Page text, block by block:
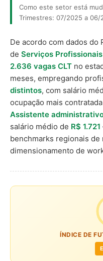
Como este setor está
Trimestres: 07/2025 a 06/
De acordo com dados do
de Serviços Profissionais
2.636 vagas CLT no
meses, empregando
distintos, com salário
ocupação mais
Assistente
salário médio de R$ 1.721
benchmarks regionais de
dimensionamento de
ÍNDICE DE